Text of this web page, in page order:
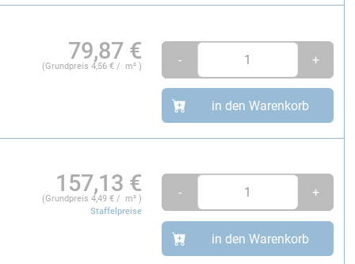
79,87 €
(Grundpreis 4,56€ / m² ) - +
in den Warenkorb
157,13 €
(Grundpreis 4,49€ / m² )
Staffelpreise
- +
in den Warenkorb